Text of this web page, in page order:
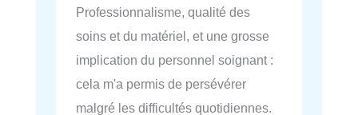
Professionnalisme, qualité des
soins et du matériel, et une grosse
implication du personnel soignant :
cela m'a permis de persévérer
malgré les difficultés quotidiennes.